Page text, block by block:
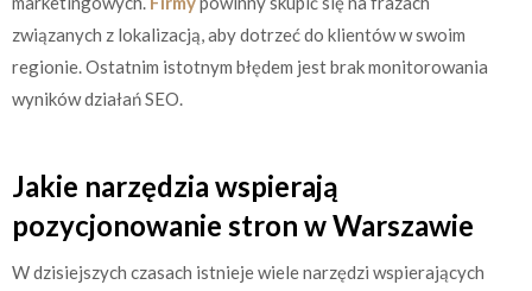
związanych z lokalizacją, aby dotrzeć do klientów w swoim
regionie. Ostatnim istotnym błędem jest brak monitorowania
wyników działań SEO.
Jakie narzędzia wspierają
pozycjonowanie stron w Warszawie
W dzisiejszych czasach istnieje wiele narzędzi wspierających